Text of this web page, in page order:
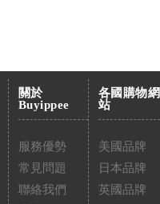
關於
Buyippee
服務優勢
常見問題
聯絡我們
各國購物網
站
美國品牌
日本品牌
英國品牌